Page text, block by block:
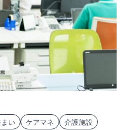
い ケアマネ 介護施設